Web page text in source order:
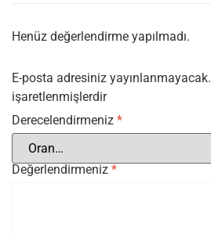
Henüz değerlendirme yapılmadı.
E-posta adresiniz yayınlanmayacak.
işaretlenmişlerdir
Derecelendirmeniz *
Değerlendirmeniz *